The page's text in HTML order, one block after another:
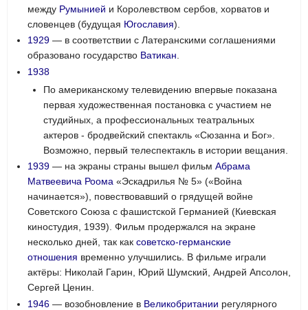
между Румынией и Королевством сербов, хорватов и
словенцев (будущая Югославия).
1929 — в соответствии с Латеранскими соглашениями
образовано государство Ватикан.
1938
По американскому телевидению впервые показана
первая художественная постановка с участием не
студийных, а профессиональных театральных
актеров - бродвейский спектакль «Сюзанна и Бог».
Возможно, первый телеспектакль в истории вещания.
1939 — на экраны страны вышел фильмАбрама
Матвеевича Роома «Эскадрилья № 5» («Война
начинается»), повествовавший о грядущей войне
Советского Союза с фашистской Германией (Киевская
киностудия, 1939). Фильм продержался на экране
несколько дней, так каксоветско-германские
отношения временно улучшились. В фильме играли
актёры: Николай Гарин, Юрий Шумский, Андрей Апсолон,
Сергей Ценин.
1946 — возобновление в Великобритании регулярного